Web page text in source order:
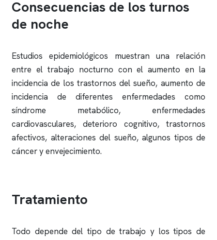
Consecuencias de los turnos
de noche
Estudios epidemiológicos muestran una relación
entre el trabajo nocturno con el aumento en la
incidencia de los trastornos del sueño, aumento de
incidencia de diferentes enfermedades como
síndrome metabólico, enfermedades
cardiovasculares, deterioro cognitivo, trastornos
afectivos, alteraciones del sueño, algunos tipos de
cáncer y envejecimiento.
Tratamiento
Todo depende del tipo de trabajo y los tipos de